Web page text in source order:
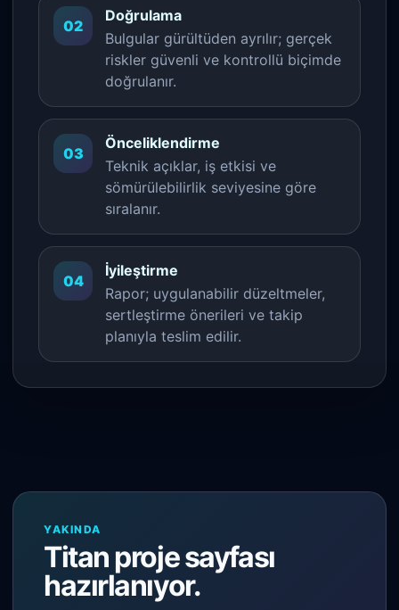
02
Doğrulama
Bulgular gürültüden ayrılır; gerçek
riskler güvenli ve kontrollü biçimde
doğrulanır.
03
Önceliklendirme
Teknik açıklar, iş etkisi ve
sömürülebilirlik seviyesine göre
sıralanır.
04
İyileştirme
Rapor; uygulanabilir düzeltmeler,
sertleştirme önerileri ve takip
planıyla teslim edilir.
YAKINDA
Titan proje sayfası
hazırlanıyor.